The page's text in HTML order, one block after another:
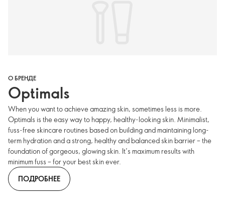
О БРЕНДЕ
Optimals
When you want to achieve amazing skin, sometimes less is more.
Optimals is the easy way to happy, healthy-looking skin. Minimalist,
fuss-free skincare routines based on building and maintaining long-
term hydration and a strong, healthy and balanced skin barrier – the
foundation of gorgeous, glowing skin. It’s maximum results with
minimum fuss – for your best skin ever.
ПОДРОБНЕЕ